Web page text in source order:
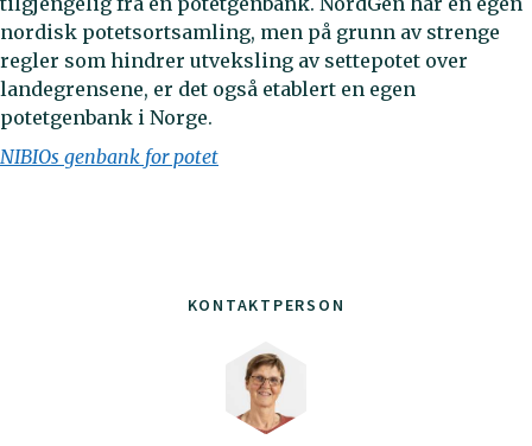
KONTAKTPERSON
nordisk potetsortsamling, men på grunn av strenge
regler som hindrer utveksling av settepotet over
landegrensene, er det også etablert en egen
potetgenbank i Norge.
NIBIOs genbank for potet